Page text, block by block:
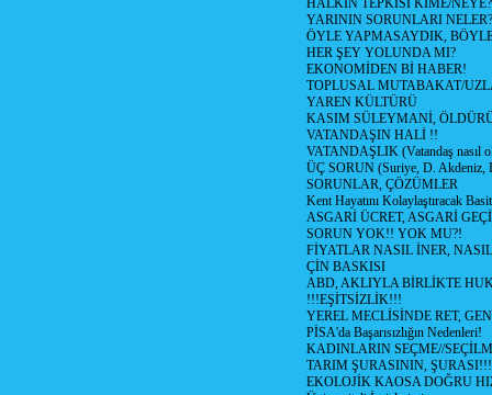
HALKIN TEPKİSİ KİME/NEYE?
YARININ SORUNLARI NELER?
ÖYLE YAPMASAYDIK,
HER ŞEY YOLUNDA MI?
EKONOMİDEN Bİ HABER!
TOPLUSAL MUTABAKAT/
YAREN KÜLTÜRÜ
KASIM SÜLEYMANİ,
VATANDAŞIN HALİ !!
VATANDAŞLIK (Vatandaş nasıl
ÜÇ SORUN (Suriye, D. Akdeniz,
SORUNLAR, ÇÖZÜMLER
Kent Hayatını Kolaylaştıracak
ASGARİ ÜCRET, ASGARİ
SORUN YOK!! YOK MU?!
FİYATLAR NASIL İNER,
ÇİN BASKISI
ABD, AKLIYLA BİRLİKTE
!!!EŞİTSİZLİK!!!
YEREL MECLİSİNDE RET,
PİSA'da Başarısızlığın Nedenleri!
KADINLARIN SEÇME//
TARIM ŞURASININ, ŞURASI!!!
EKOLOJİK KAOSA DOĞRU